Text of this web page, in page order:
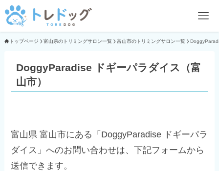
トップページ 富山県のトリミングサロン一覧 富山市のトリミングサロン一覧
DoggyParadise ドギーパラダイス（富
山市）
富山県 富山市にある「DoggyParadise ドギーパラ
ダイス」へのお問い合わせは、下記フォームから
送信できます。